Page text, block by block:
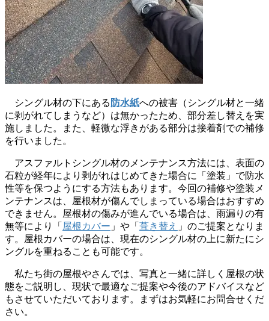
シングル材の下にある 防水紙への被害（シングル材と一緒
に剥がれてしまうなど）は無かったため、部分差し替えを実
施しました。また、軽微な浮きがある部分は接着剤での補修
を行いました。
アスファルトシングル材のメンテナンス方法には、表面の
石粒が経年により剥がれはじめてきた場合に「塗装」で防水
性等を保つようにする方法もあります。今回の補修や塗装メ
ンテナンスは、屋根材が傷んでしまっている場合はおすすめ
できません。屋根材の傷みが進んでいる場合は、雨漏りの有
無等により「 屋根カバー 」や「 葺き替え 」のご提案となりま
す。屋根カバーの場合は、現在のシングル材の上に新たにシ
ングルを重ねることも可能です。
私たち街の屋根やさんでは、写真と一緒に詳しく屋根の状
態をご説明し、現状で最適なご提案や今後のアドバイスなど
もさせていただいております。まずはお気軽にお問合せくだ
さい。